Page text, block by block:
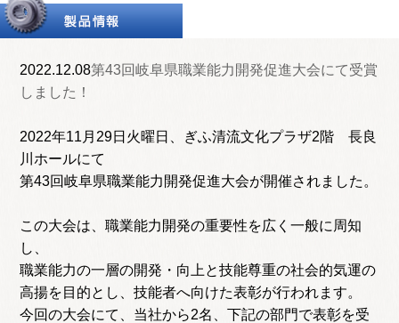
2022.12.08第43回岐阜県職業能力開発促進大会にて受賞
しました！
2022年11月29日火曜日、ぎふ清流文化プラザ2階 長良
川ホールにて
第43回岐阜県職業能力開発促進大会が開催されました。
この大会は、職業能力開発の重要性を広く一般に周知
し、
職業能力の一層の開発・向上と技能尊重の社会的気運の
高揚を目的とし、技能者へ向けた表彰が行われます。
今回の大会にて、当社から2名、下記の部門で表彰を受